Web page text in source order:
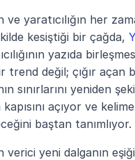
ve yaratıcılığın her
kesiştiği bir çağda,
yazıda
trend değil; çığır açan
sınırlarını yeniden
kapısını açıyor ve
baştan tanımlıyor.
verici yeni dalganın